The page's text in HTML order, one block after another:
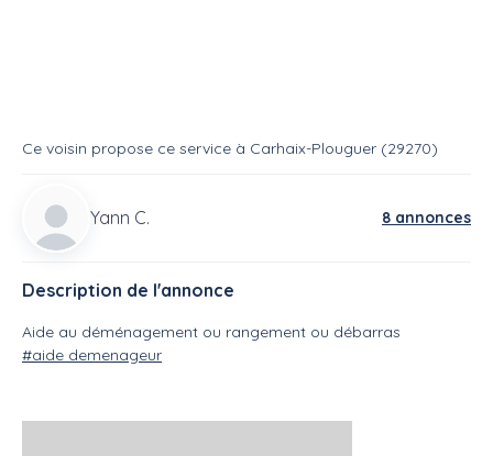
Ce voisin propose ce service à Carhaix-Plouguer (29270)
Yann C. 8 annonces
Description de l'annonce
Aide au déménagement ou rangement ou débarras
#aide demenageur